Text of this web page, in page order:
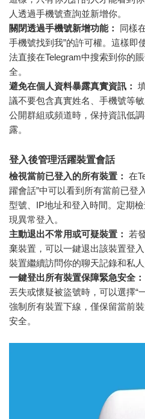
人透過手機號查詢並新增你。
關閉透過手機號新增功能：
同樣
手機號找到我”的許可權。這樣即
法直接在Telegram中搜索到你的
全。
避免在個人資料暴露真實資訊：
議不要包含真實姓名、手機號等
公開群組或頻道時，保持資訊低
露。
登入後管理活躍裝置會話
檢視當前已登入的所有裝置： 在
躍會話”中可以看到所有當前已登
型號、IP地址和登入時間。定期
現異常登入。
主動退出不常用或可疑裝置：
若
棄裝置，可以一鍵退出該裝置登
裝置繼續訪問你的聊天記錄和私人
一鍵登出所有裝置保障緊急安全：
丟失或懷疑被盜號時，可以選擇“
強制所有裝置下線，僅保留當前
安全。